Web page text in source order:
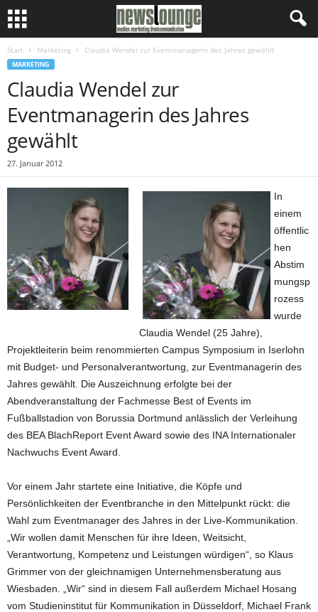
Start Marketing Claudia Wendel zur Eventmanagerin des Jahres gewählt
MARKETING
Claudia Wendel zur
Eventmanagerin des Jahres
gewählt
27. Januar 2012
In
einem
öffentlic
hen
Abstim
mungsp
rozess
wurde
Claudia Wendel (25 Jahre),
Projektleiterin beim renommierten Campus Symposium in Iserlohn
mit Budget- und Personalverantwortung, zur Eventmanagerin des
Jahres gewählt. Die Auszeichnung erfolgte bei der
Abendveranstaltung der Fachmesse Best of Events im
Fußballstadion von Borussia Dortmund anlässlich der Verleihung
des BEA BlachReport Event Award sowie des INA Internationaler
Nachwuchs Event Award.
Vor einem Jahr startete eine Initiative, die Köpfe und
Persönlichkeiten der Eventbranche in den Mittelpunkt rückt: die
Wahl zum Eventmanager des Jahres in der Live-Kommunikation.
„Wir wollen damit Menschen für ihre Ideen, Weitsicht,
Verantwortung, Kompetenz und Leistungen würdigen“, so Klaus
Grimmer von der gleichnamigen Unternehmensberatung aus
Wiesbaden. „Wir“ sind in diesem Fall außerdem Michael Hosang
vom Studieninstitut für Kommunikation in Düsseldorf, Michael Frank